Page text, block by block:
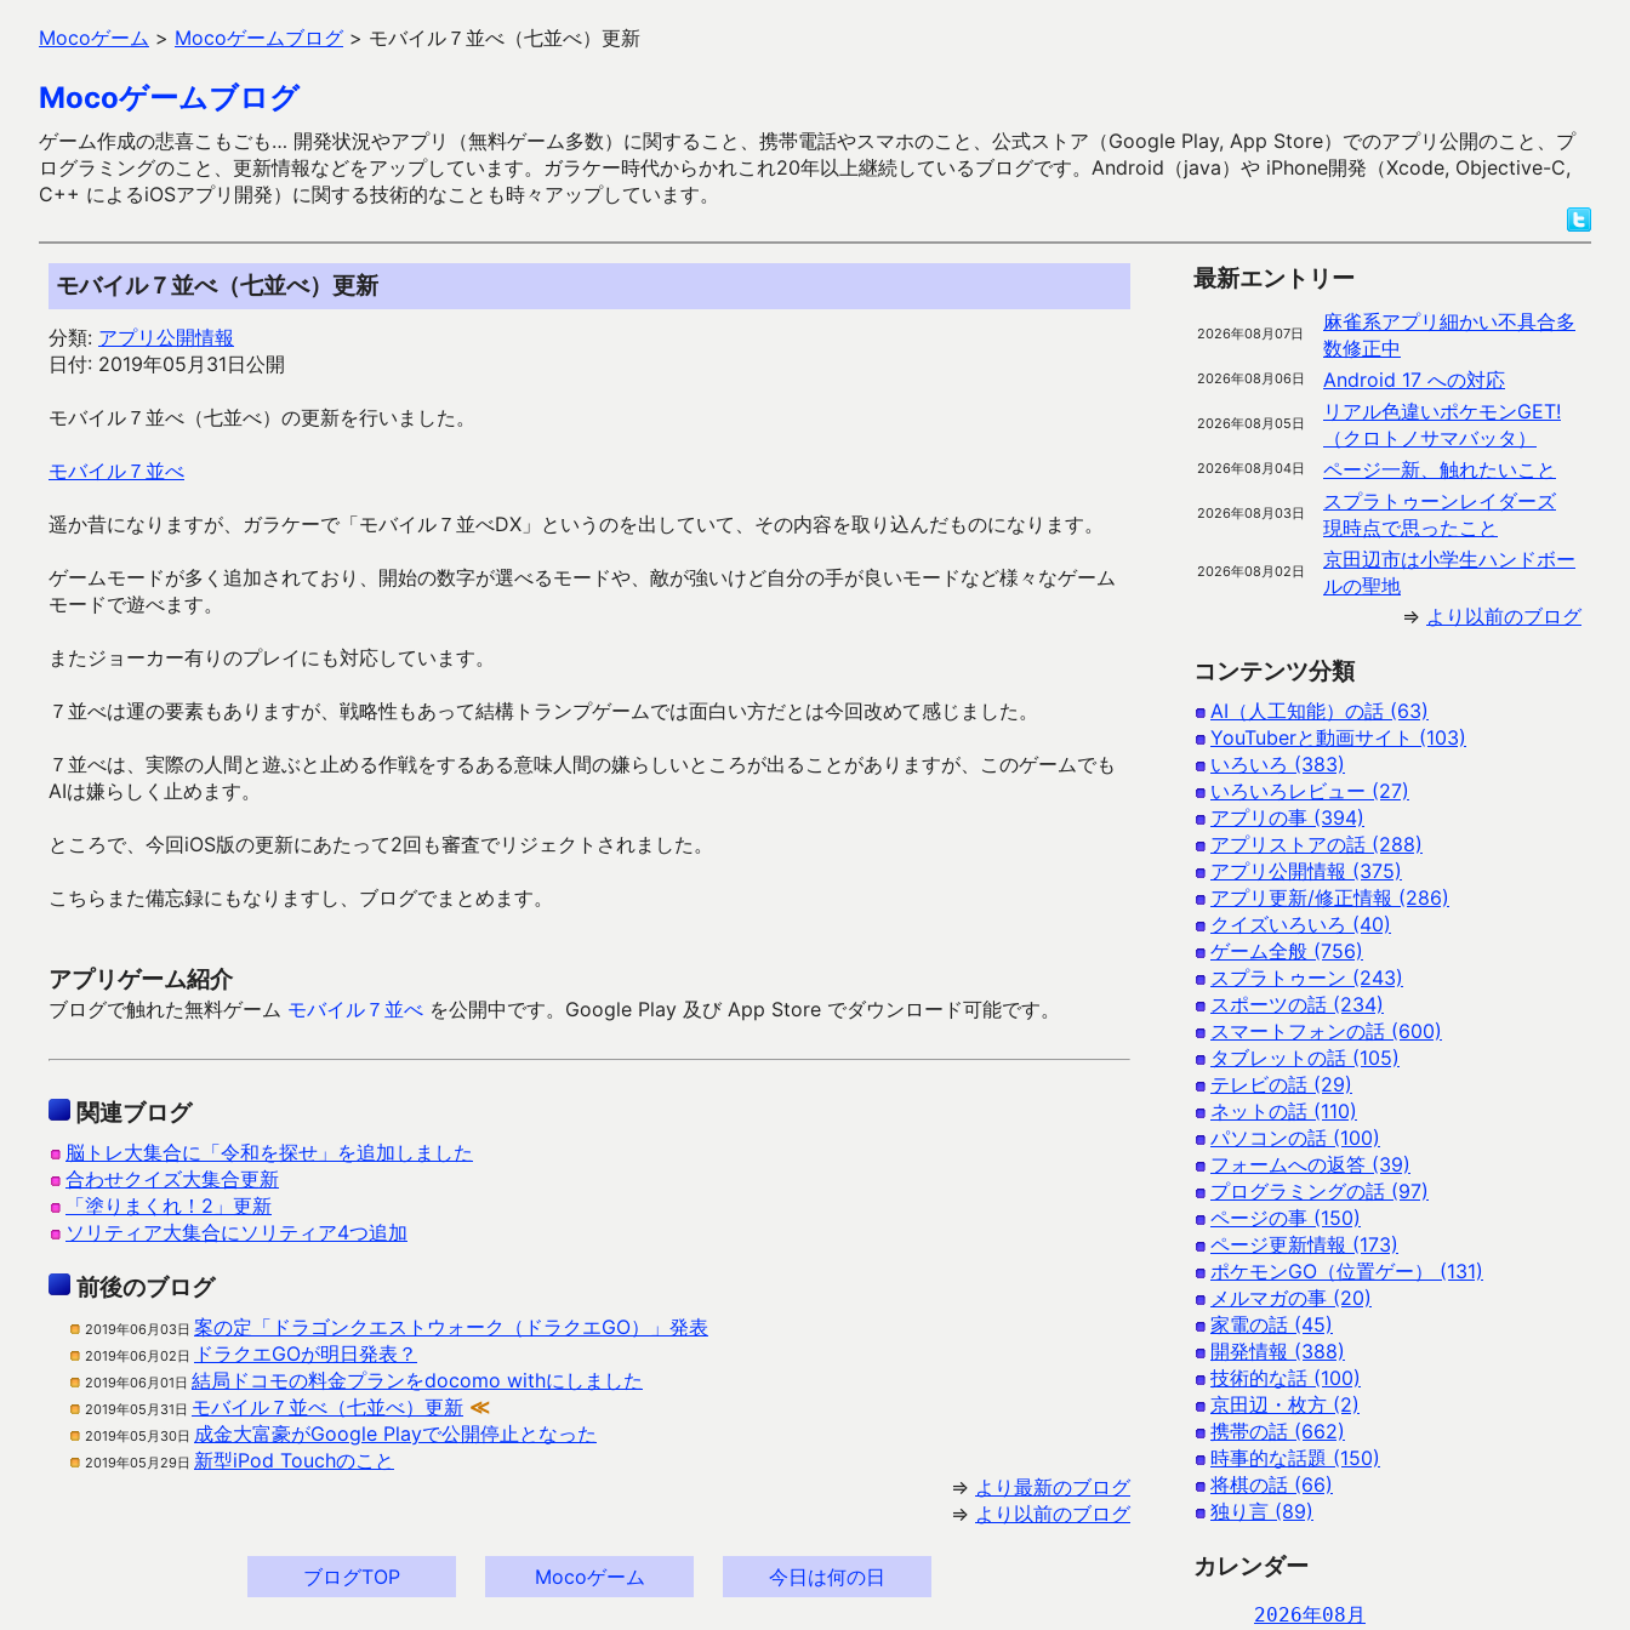
Mocoゲーム > Mocoゲームブログ > モバイル７並べ（七並べ）更新
Mocoゲームブログ
ゲーム作成の悲喜こもごも… 開発状況やアプリ（無料ゲーム多数）に関すること、携帯電話やスマホのこと、公式ストア（Google Play, App Store）でのアプリ公開のこと、プ
ログラミングのこと、更新情報などをアップしています。ガラケー時代からかれこれ20年以上継続しているブログです。Android（java）や iPhone開発（Xcode, Objective-C,
C++ によるiOSアプリ開発）に関する技術的なことも時々アップしています。
モバイル７並べ（七並べ）更新
分類: アプリ公開情報
日付: 2019年05月31日公開
モバイル７並べ（七並べ）の更新を行いました。
モバイル７並べ
遥か昔になりますが、ガラケーで「モバイル７並べDX」というのを出していて、その内容を取り込んだものになります。
ゲームモードが多く追加されており、開始の数字が選べるモードや、敵が強いけど自分の手が良いモードなど様々なゲーム
モードで遊べます。
またジョーカー有りのプレイにも対応しています。
７並べは運の要素もありますが、戦略性もあって結構トランプゲームでは面白い方だとは今回改めて感じました。
７並べは、実際の人間と遊ぶと止める作戦をするある意味人間の嫌らしいところが出ることがありますが、このゲームでも
AIは嫌らしく止めます。
ところで、今回iOS版の更新にあたって2回も審査でリジェクトされました。
こちらまた備忘録にもなりますし、ブログでまとめます。
アプリゲーム紹介
ブログで触れた無料ゲーム モバイル７並べ を公開中です。Google Play 及び App Store でダウンロード可能です。
関連ブログ
脳トレ大集合に「令和を探せ」を追加しました
合わせクイズ大集合更新
「塗りまくれ！2」更新
ソリティア大集合にソリティア4つ追加
前後のブログ
2019年06月03日 案の定「ドラゴンクエストウォーク（ドラクエGO）」発表
2019年06月02日 ドラクエGOが明日発表？
2019年06月01日 結局ドコモの料金プランをdocomo withにしました
2019年05月31日 モバイル７並べ（七並べ）更新 ≪
2019年05月30日 成金大富豪がGoogle Playで公開停止となった
2019年05月29日 新型iPod Touchのこと
⇒ より最新のブログ
⇒ より以前のブログ
ブログTOP Mocoゲーム 今日は何の日
最新エントリー
2026年08月07日
麻雀系アプリ細かい不具合多
数修正中
2026年08月06日 Android 17 への対応
2026年08月05日
リアル色違いポケモンGET!
（クロトノサマバッタ）
2026年08月04日 ページ一新、触れたいこと
2026年08月03日
スプラトゥーンレイダーズ
現時点で思ったこと
2026年08月02日
京田辺市は小学生ハンドボー
ルの聖地
⇒ より以前のブログ
コンテンツ分類
AI（人工知能）の話 (63)
YouTuberと動画サイト (103)
いろいろ (383)
いろいろレビュー (27)
アプリの事 (394)
アプリストアの話 (288)
アプリ公開情報 (375)
アプリ更新/修正情報 (286)
クイズいろいろ (40)
ゲーム全般 (756)
スプラトゥーン (243)
スポーツの話 (234)
スマートフォンの話 (600)
タブレットの話 (105)
テレビの話 (29)
ネットの話 (110)
パソコンの話 (100)
フォームへの返答 (39)
プログラミングの話 (97)
ページの事 (150)
ページ更新情報 (173)
ポケモンGO（位置ゲー） (131)
メルマガの事 (20)
家電の話 (45)
開発情報 (388)
技術的な話 (100)
京田辺・枚方 (2)
携帯の話 (662)
時事的な話題 (150)
将棋の話 (66)
独り言 (89)
カレンダー
2026年08月